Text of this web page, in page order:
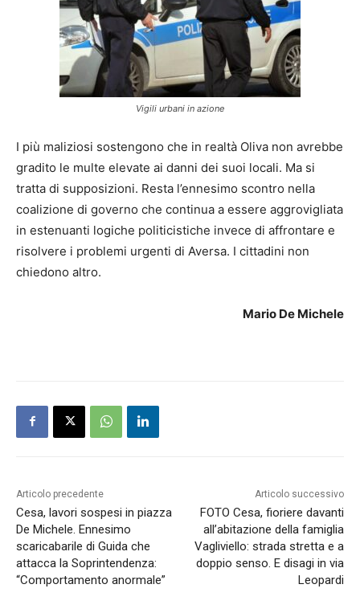
Vigili urbani in azione
I più maliziosi sostengono che in realtà Oliva non avrebbe
gradito le multe elevate ai danni dei suoi locali. Ma si
tratta di supposizioni. Resta l’ennesimo scontro nella
coalizione di governo che continua a essere aggrovigliata
in estenuanti logiche politicistiche invece di affrontare e
risolvere i problemi urgenti di Aversa. I cittadini non
chiedono altro.
Mario De Michele
Articolo precedente
Cesa, lavori sospesi in piazza
De Michele. Ennesimo
scaricabarile di Guida che
attacca la Soprintendenza:
“Comportamento anormale”
Articolo successivo
FOTO Cesa, fioriere davanti
all’abitazione della famiglia
Vagliviello: strada stretta e a
doppio senso. E disagi in via
Leopardi